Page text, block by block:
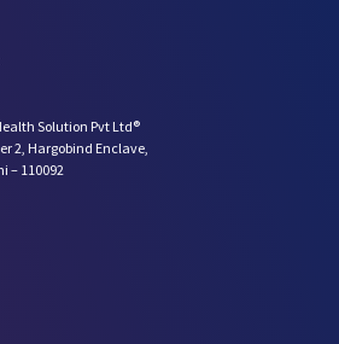
Solution Pvt Ltd®
2, Hargobind Enclave,
– 110092